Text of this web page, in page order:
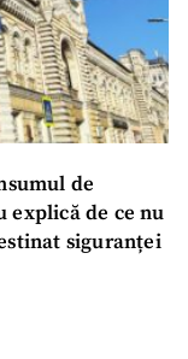
de
explică de ce nu
siguranței